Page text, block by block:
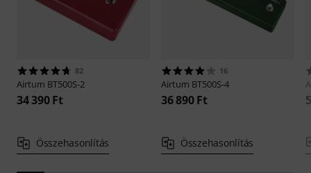
82
Airturn BT500S-2
34 390 Ft
Összehasonlítás
16
Airturn BT500S-4
36 890 Ft
Összehasonlítás